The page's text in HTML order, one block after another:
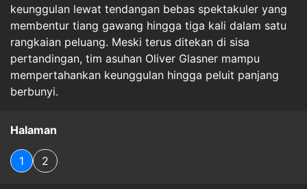
keunggulan lewat tendangan bebas spektakuler yang
membentur tiang gawang hingga tiga kali dalam satu
rangkaian peluang. Meski terus ditekan di sisa
pertandingan, tim asuhan Oliver Glasner mampu
mempertahankan keunggulan hingga peluit panjang
berbunyi.
Halaman
1 2